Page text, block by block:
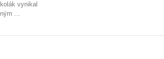
vynikal
...